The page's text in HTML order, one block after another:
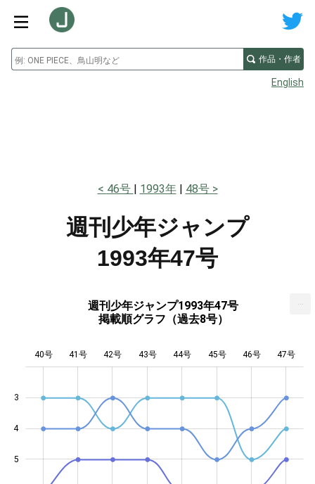
作品・作者
English
46号 1993年 48号
週刊少年ジャンプ
1993年47号
週刊少年ジャンプ1993年47号
掲載順グラフ（過去8号）
3
4
5
40号 41号 42号 43号 44号 45号 46号 47号